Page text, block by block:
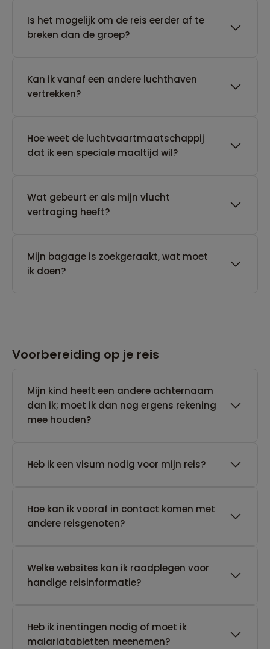
Is het mogelijk om de reis eerder af te
breken dan de groep?
Kan ik vanaf een andere luchthaven
vertrekken?
Hoe weet de luchtvaartmaatschappij
dat ik een speciale maaltijd wil?
Wat gebeurt er als mijn vlucht
vertraging heeft?
Mijn bagage is zoekgeraakt, wat moet
ik doen?
Voorbereiding op je reis
Mijn kind heeft een andere achternaam
dan ik; moet ik dan nog ergens rekening
mee houden?
Heb ik een visum nodig voor mijn reis?
Hoe kan ik vooraf in contact komen met
andere reisgenoten?
Welke websites kan ik raadplegen voor
handige reisinformatie?
Heb ik inentingen nodig of moet ik
malariatabletten meenemen?